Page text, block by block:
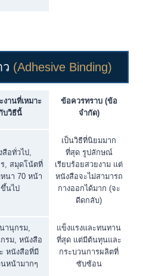
ว (Adhesive Binding)
านที่เหมาะ
บวิธีนี้
ข้อควรทราบ (ข้อ
จำกัด)
อทั่วไป,
, สมุดโน้ตที่
นา 70 หน้า
ขึ้นไป
เป็นวิธีที่นิยมมาก
ที่สุด รูปลักษณ์
เรียบร้อยสวยงาม แต่
หนังสือจะไม่สามารถ
กางออกได้มาก (จะ
ดีดกลับ)
านุกรม,
รม, หนังสือ
หนังสือที่มี
หน้ามากๆ
แข็งแรงและทนทาน
ที่สุด แต่มีต้นทุนและ
กระบวนการผลิตที่
ซับซ้อน